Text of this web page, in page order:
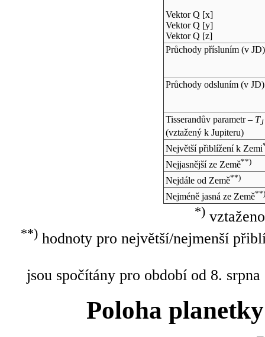
Vektor Q [x]
Vektor Q [y]
Vektor Q [z]
Průchody přísluním (v JD)
Průchody odsluním (v JD)
Tisserandův parametr – TJ
(vztažený k Jupiteru)
Největší přiblížení k Zemi
Nejjasnější ze Země**)
Nejdále od Země**)
Nejméně jasná ze Země**)
*)
**)hodnoty pro největší/nejmenší
jsou spočítány pro období od 8.
Poloha